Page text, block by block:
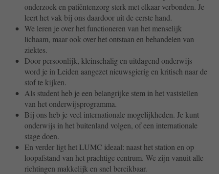
onderzoek en patiëntenzorg sterk met elkaar verbonden. Je
leert het vak bij ons daardoor uit de eerste hand.
We leren je over het functioneren van het menselijk
lichaam, maar ook over het ontstaan en behandelen van
ziektes.
Door persoonlijk, kleinschalig en uitdagend onderwijs
word je in Leiden aangezet nieuwsgierig en kritisch naar de
stof te kijken.
Als student heb je een belangrijke stem in het vaststellen
van het onderwijsprogramma.
Bij ons heb je veel internationale mogelijkheden. Je kunt
onderwijs in het buitenland volgen, of een internationale
stage doen.
En verder ligt het LUMC ideaal: naast het station en op
loopafstand van het prachtige centrum. We zijn vanuit alle
richtingen makkelijk en snel bereikbaar.